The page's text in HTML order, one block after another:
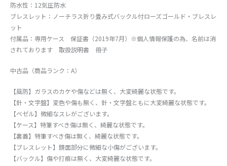
防水性：12気圧防水
ブレスレット：ノーチラス折り畳み式バックル付ローズゴールド・ブレスレ
ット
付属品：専用ケース 保証書（2019年7月）※個人情報保護の為、名前は消
されております 取扱説明書 冊子
中古品（商品ランク：A）
【風防】ガラスのカケや傷などは無く、大変綺麗な状態です。
【針・文字盤】変色や傷も無く、針・文字盤ともに大変綺麗な状態です。
【ベゼル】微細なスレがございます。
【ケース】特筆すべき傷は無く、綺麗な状態です。
【裏蓋】特筆すべき傷は無く、綺麗な状態です。
【ブレスレット】鏡面部分に微細な小傷がございます。
【バックル】傷や打痕は無く、大変綺麗な状態です。